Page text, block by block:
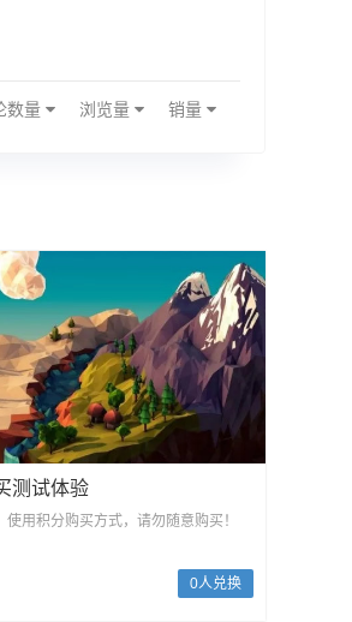
数量 浏览量 销量
测试体验
使用积分购买方式，请勿随意购买！
0人兑换